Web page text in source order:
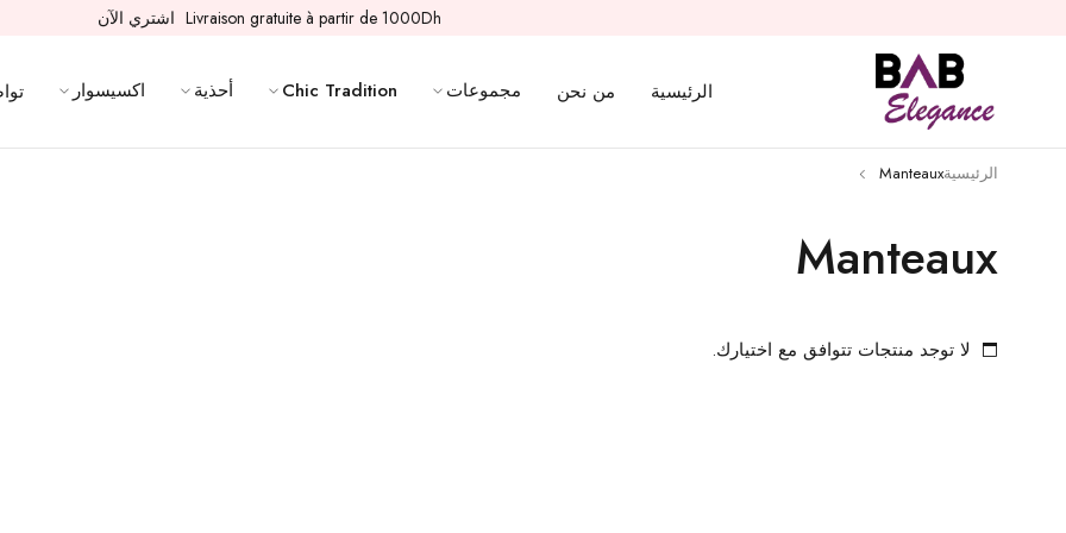
Livraison gratuite à partir de 1000Dh اشتري الآن
الرئيسية من نحن مجموعات Chic Tradition أحذية اكسيسوار
Manteaux
الرئيسيةManteaux
لا توجد منتجات تتوافق مع اختيارك.